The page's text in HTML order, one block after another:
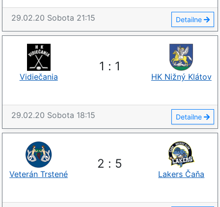
29.02.20 Sobota 21:15 Detailne
1 : 1
Vidiečania HK Nižný Klátov
29.02.20 Sobota 18:15 Detailne
2 : 5
Veterán Trstené Lakers Čaňa